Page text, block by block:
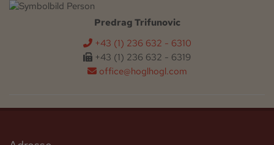
Predrag Trifunovic
+43 (1) 236 632 - 6310
+43 (1) 236 632 - 6319
office@hoglhogl.com